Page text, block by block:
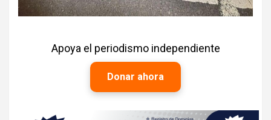
Apoya el periodismo independiente
Donar ahora